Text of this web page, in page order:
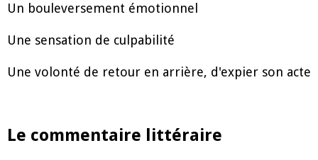
Un bouleversement émotionnel
Une sensation de culpabilité
Une volonté de retour en arrière, d'expier son acte
Le commentaire littéraire